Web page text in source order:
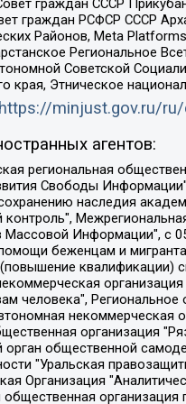
граждан СССР
граждан РСФСР СССР
Районов, Meta
Региональное
Советской
края, Этническое
https://minjust.gov.ru/
агентов:
профессионального образования (повышение квалификации) специалистов "АКАДЕМИЯ ПО ПРАВАМ ЧЕЛОВЕКА", Свердловская региональная общественная организация "Сутяжник", Автономная некоммерческая организация "Центр независимых социологических исследований", Союз общественных объединений "Российский исследовательский центр по правам человека", Региональное общественное учреждение научно-информационный центр "МЕМОРИАЛ", Некоммерческая организация "Фонд защиты гласности", Автономная некоммерческая организация "Институт прав человека", Городская общественная организация "Екатеринбургское общество "МЕМОРИАЛ", Городская общественная организация "Рязанское историко-просветительское и правозащитное общество "Мемориал" (Рязанский Мемориал), Челябинский региональный орган общественной самодеятельности – женское общественное объединение "Женщины Евразии", Челябинский региональный орган общественной самодеятельности "Уральская правозащитная группа", Фонд содействия защите здоровья и социальной справедливости имени Андрея Рылькова, Автономная Некоммерческая Организация "Аналитический Центр Юрия Левады", Автономная некоммерческая организация социальной поддержки населения "Проект Апрель", Региональная общественная организация помощи женщинам и детям, находящимся в кризисной ситуации "Информационно-методический центр "Анна", Фонд содействия развитию массовых коммуникаций и правовому просвещению "Так-так-Так", Фонд содействия устойчивому развитию "Серебряная тайга", Свердловский региональный общественный фонд социальных проектов "Новое время", "Idel.Реалии", Кавказ.Реалии, Крым.Реалии, Телеканал Настоящее Время,